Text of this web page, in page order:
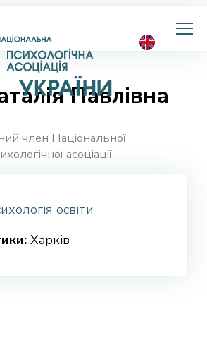
Національна
психологічна
Павлівна
член Національної
асоціації
освіти
Харків